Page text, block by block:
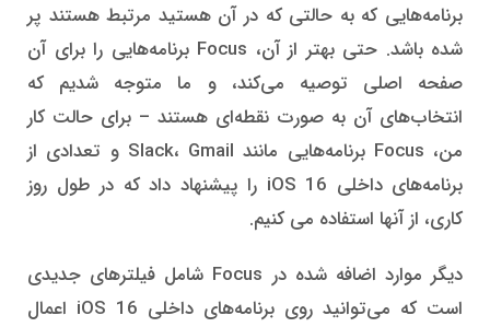
برنامه‌هایی که به حالتی که در آن هستید مرتبط هستند پر
شده باشد. حتی بهتر از آن، Focus برنامه‌هایی را برای آن
صفحه اصلی توصیه می‌کند، و ما متوجه شدیم که
انتخاب‌های آن به صورت نقطه‌ای هستند – برای حالت کار
من، Focus برنامه‌هایی مانند Slack، Gmail و تعدادی از
برنامه‌های داخلی iOS 16 را پیشنهاد داد که در طول روز
کاری، از آنها استفاده می ‌کنیم.
دیگر موارد اضافه شده در Focus شامل فیلترهای جدیدی
است که می‌توانید روی برنامه‌های داخلی iOS 16 اعمال